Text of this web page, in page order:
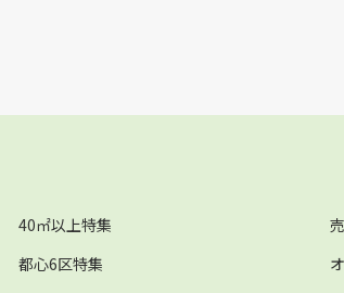
40㎡以上特集
都心6区特集